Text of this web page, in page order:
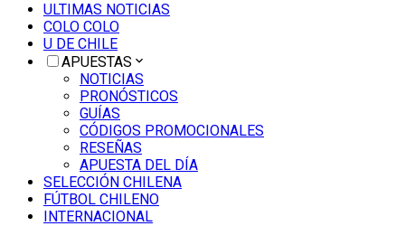
ULTIMAS NOTICIAS
COLO COLO
U DE CHILE
APUESTAS
NOTICIAS
PRONÓSTICOS
GUÍAS
CÓDIGOS PROMOCIONALES
RESEÑAS
APUESTA DEL DÍA
SELECCIÓN CHILENA
FÚTBOL CHILENO
INTERNACIONAL